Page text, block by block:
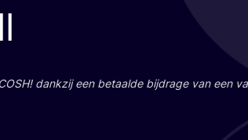
COSH! dank­zij een betaal­de bij­dra­ge van een